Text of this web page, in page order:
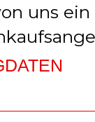
uns ein